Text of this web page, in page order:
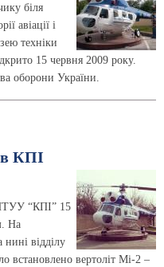
біля
авіації і
техніки
15 червня 2009 року.
оборони України.
в КПІ
“КПІ” 15
На
відділу
встановлено вертоліт Мі-2 –